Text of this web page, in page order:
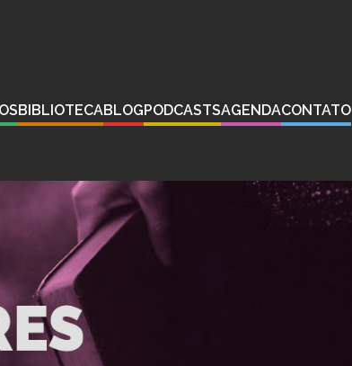
BIBLIOTECABLOGPODCASTSAGENDACONTATO